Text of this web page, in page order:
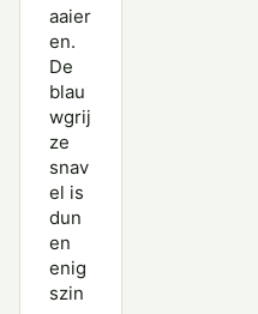
aaier
en.
De
blau
wgrij
ze
snav
el is
dun
en
enig
szin